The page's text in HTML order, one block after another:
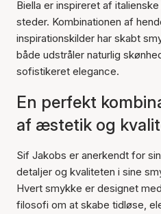
Biella er inspireret af
steder. Kombinationen af
inspirationskilder har skabt
både udstråler naturlig
sofistikeret elegance.
En perfekt
af æstetik og
Sif Jakobs er anerkendt for
detaljer og kvaliteten i sine
Hvert smykke er designet
filosofi om at skabe tidløse,